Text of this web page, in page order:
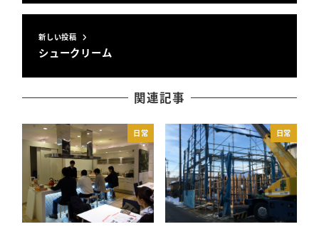
新しい投稿
シュークリーム
関連記事
日常 日常